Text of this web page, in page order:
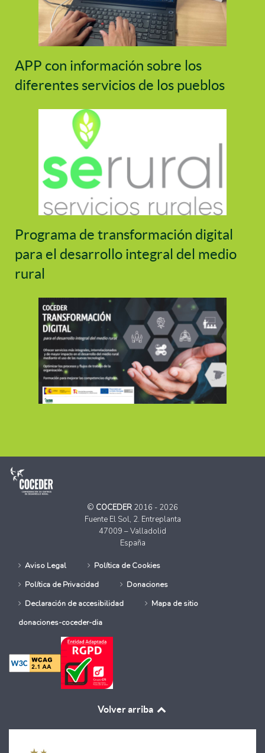
APP con información sobre los
diferentes servicios de los pueblos
Programa de transformación digital
para el desarrollo integral del medio
rural
© COCEDER 2016 - 2026
Fuente El Sol, 2. Entreplanta
47009 – Valladolid
España
Aviso Legal
Política de Cookies
Política de Privacidad
Donaciones
Declaración de accesibilidad
Mapa de sitio
donaciones-coceder-dia
Volver arriba